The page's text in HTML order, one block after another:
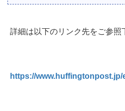
詳細は以下のリンク先をご参照
https://